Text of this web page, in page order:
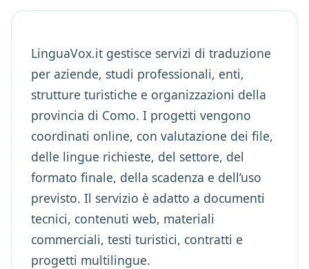
LinguaVox.it gestisce servizi di traduzione
per aziende, studi professionali, enti,
strutture turistiche e organizzazioni della
provincia di Como. I progetti vengono
coordinati online, con valutazione dei file,
delle lingue richieste, del settore, del
formato finale, della scadenza e dell’uso
previsto. Il servizio è adatto a documenti
tecnici, contenuti web, materiali
commerciali, testi turistici, contratti e
progetti multilingue.